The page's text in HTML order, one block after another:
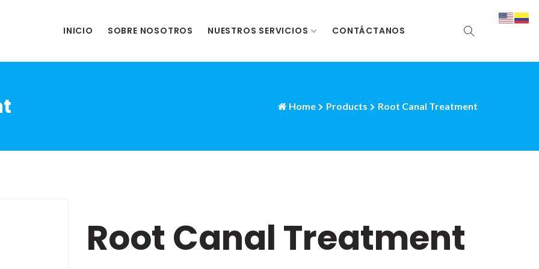
INICIO SOBRE NOSOTROS NUESTROS SERVICIOS CONTÁCTANOS
Home Products Root Canal Treatment
Root Canal Treatment